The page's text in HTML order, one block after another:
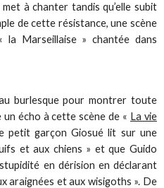
à chanter tandis qu’elle subit
de cette résistance, une scène
Marseillaise » chantée dans
burlesque pour montrer toute
un écho à cette scène de « La vie
petit garçon Giosué lit sur une
et aux chiens » et que Guido
en dérision en déclarant
araignées et aux wisigoths ». De